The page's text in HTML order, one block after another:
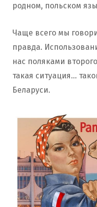
родном, польском
Чаще всего мы
правда.
нас поляками
такая ситуация…
Беларуси.